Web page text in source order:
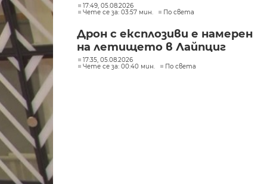
17:49, 05.08.2026
Чете се за: 03:57 мин.
По света
Дрон с експлозиви е намерен
на летището в Лайпциг
17:35, 05.08.2026
Чете се за: 00:40 мин.
По света